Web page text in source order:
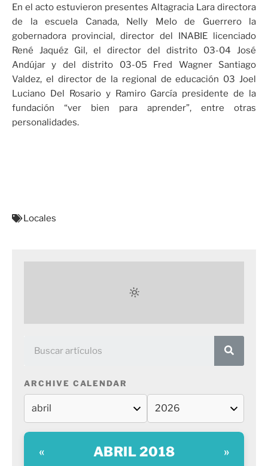
En el acto estuvieron presentes Altagracia Lara directora
de la escuela Canada, Nelly Melo de Guerrero la
gobernadora provincial, director del INABIE licenciado
René Jaquéz Gil, el director del distrito 03-04 José
Andújar y del distrito 03-05 Fred Wagner Santiago
Valdez, el director de la regional de educación 03 Joel
Luciano Del Rosario y Ramiro García presidente de la
fundación “ver bien para aprender”, entre otras
personalidades.
Locales
ARCHIVE CALENDAR
« ABRIL 2018 »